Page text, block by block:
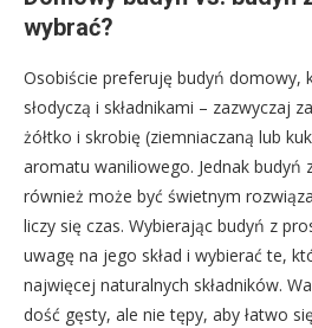
wybrać?
Osobiście preferuję budyń domowy,
słodyczą i składnikami – zazwyczaj
żółtko i skrobię (ziemniaczaną lub
aromatu waniliowego. Jednak budyń
również może być świetnym
liczy się czas. Wybierając budyń z
uwagę na jego skład i wybierać te,
najwięcej naturalnych składników.
dość gęsty, ale nie tępy, aby łatwo